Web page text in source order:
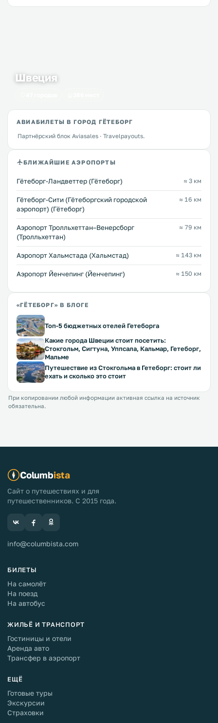
Швеция
АВИАБИЛЕТЫ В ГОРОД ГЁТЕБОРГ
Партнёрский блок Aviasales · Travelpayouts.
БЛИЖАЙШИЕ АЭРОПОРТЫ
Гётеборг-Ландветтер (Гётеборг) ≈ 3 км
Гётеборг-Сити (Гётеборгский городской
аэропорт) (Гётеборг)
≈ 16 км
Аэропорт Тролльхеттан–Венерсборг
(Тролльхеттан)
≈ 79 км
Аэропорт Хальмстада (Хальмстад) ≈ 143 км
Аэропорт Йенчепинг (Йенчепинг) ≈ 150 км
«ГЁТЕБОРГ» В БЛОГЕ
Топ-5 бюджетных отелей Гетеборга
Какие города Швеции стоит посетить:
Стокгольм, Сигтуна, Уппсала, Кальмар, Гетеборг,
Мальме
Путешествие из Стокгольма в Гетеборг: стоит ли
ехать и сколько это стоит
При копировании любой информации активная ссылка на источник
обязательна.
Columbista
Сайт о путешествиях и для
путешественников. С 2015 года.
info@columbista.com
БИЛЕТЫ
На самолёт
На поезд
На автобус
ЖИЛЬЁ И ТРАНСПОРТ
Гостиницы и отели
Аренда авто
Трансфер в аэропорт
ЕЩЁ
Готовые туры
Экскурсии
Страховки